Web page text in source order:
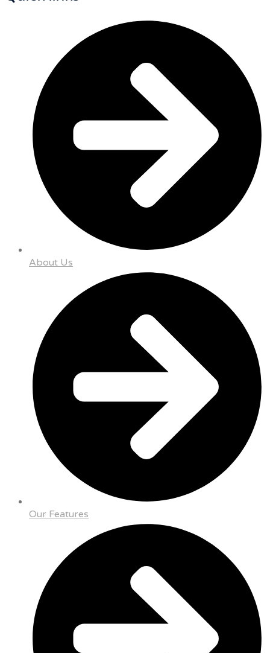
About Us
Our Features